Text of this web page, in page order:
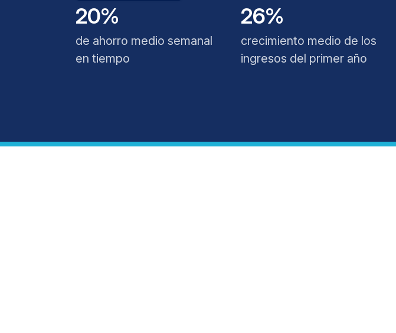
20%
de ahorro medio semanal
en tiempo
26%
crecimiento medio de los
ingresos del primer año